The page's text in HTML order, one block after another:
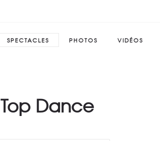
SPECTACLES PHOTOS VIDÉOS
Top Dance